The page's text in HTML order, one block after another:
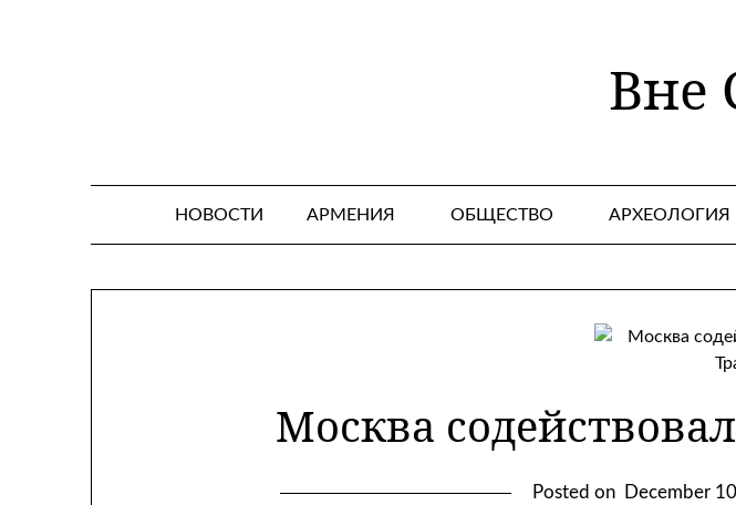
Вне
НОВОСТИ АРМЕНИЯ ОБЩЕСТВО АРХЕОЛОГИЯ
Москва
Posted on December